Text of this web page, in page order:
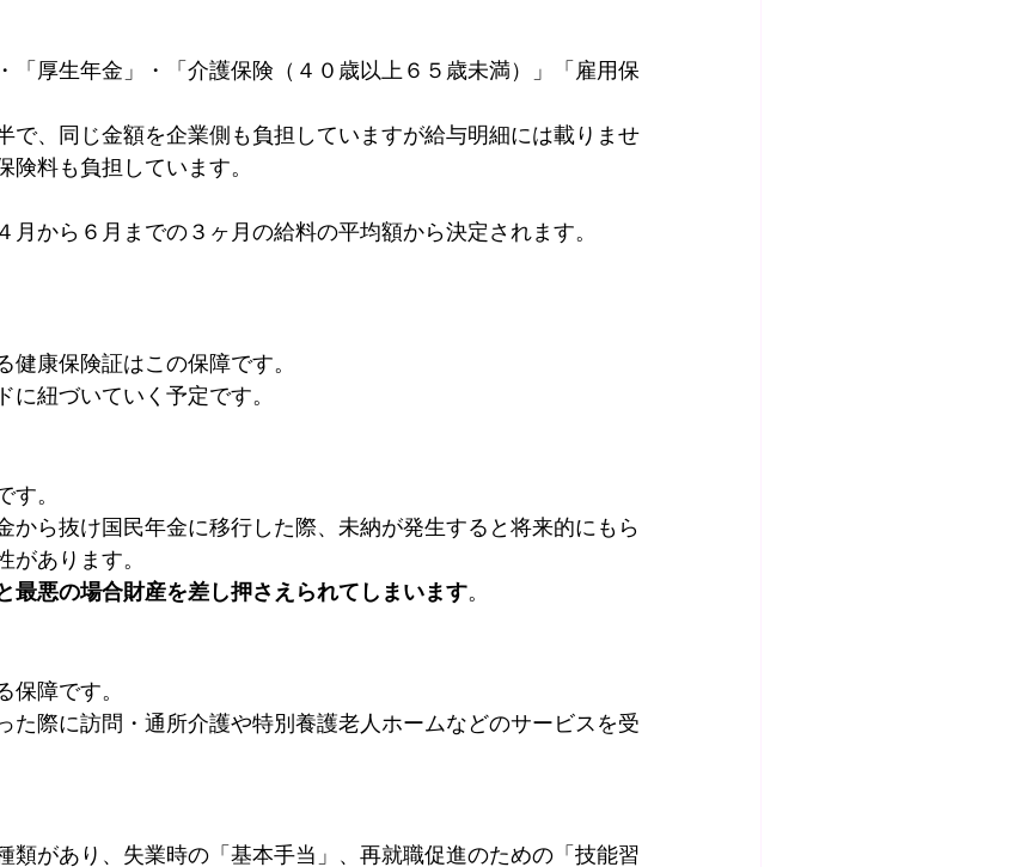
「厚生年金」・「介護保険（４０歳以上６５歳未満）」「雇用保
で、同じ金額を企業側も負担していますが給与明細には載りませ
険料も負担しています。
月から６月までの３ヶ月の給料の平均額から決定されます。
康保険証はこの保障です。
紐づいていく予定です。
。
から抜け国民年金に移行した際、未納が発生すると将来的にもら
があります。
最悪の場合財産を差し押さえられてしまいます。
障です。
た際に訪問・通所介護や特別養護老人ホームなどのサービスを受
類があり、失業時の「基本手当」、再就職促進のための「技能習